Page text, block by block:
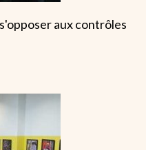
aux contrôles